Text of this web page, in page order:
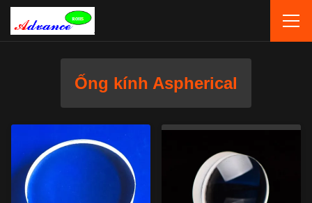
Ống kính Aspherical